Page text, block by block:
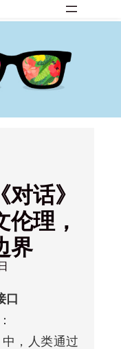
话》
理，
界
口
，人类通过